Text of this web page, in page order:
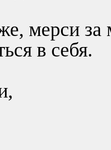
мерси за
в себя.